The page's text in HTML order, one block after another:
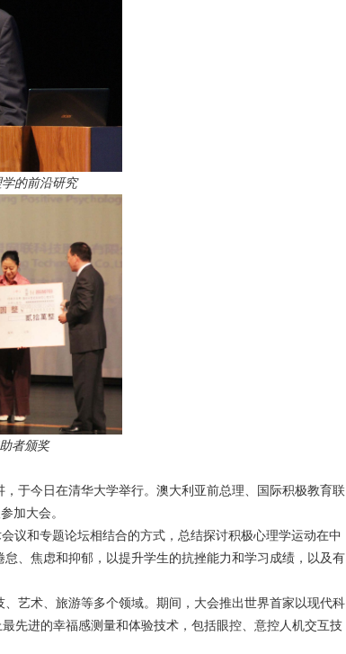
的前沿研究
者颁奖
于今日在清华大学举行。澳大利亚前总理、国际积极教育联
加大会。
议和专题论坛相结合的方式，总结探讨积极心理学运动在中
、焦虑和抑郁，以提升学生的抗挫能力和学习成绩，以及有
艺术、旅游等多个领域。期间，大会推出世界首家以现代科
先进的幸福感测量和体验技术，包括眼控、意控人机交互技